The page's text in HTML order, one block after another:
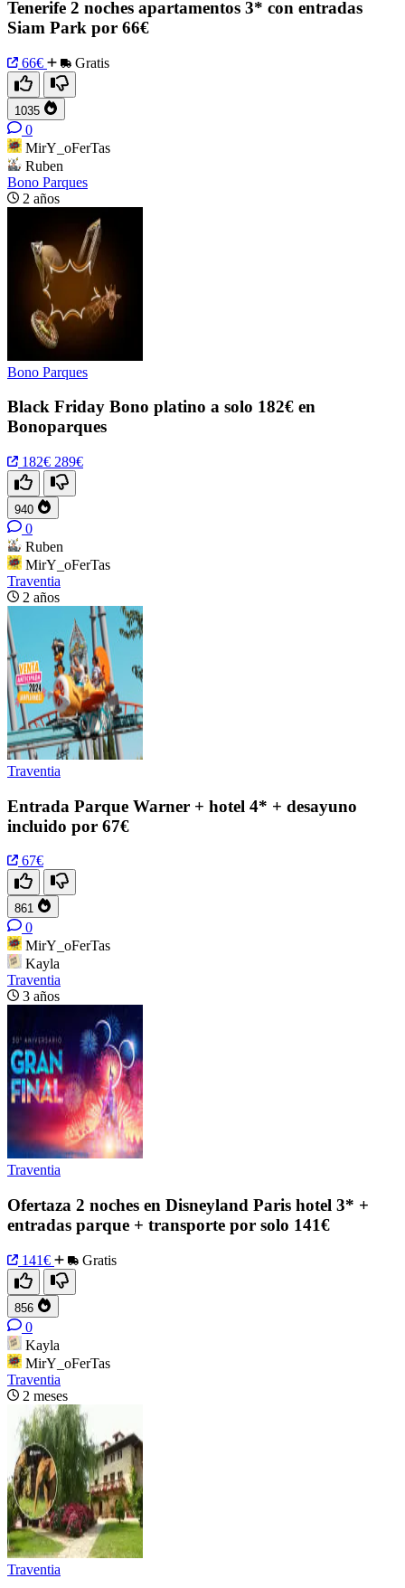
Tenerife 2 noches apartamentos 3* con entradas
Siam Park por 66€
66€ Gratis
1035
0
MirY_oFerTas
Ruben
Bono Parques
2 años
Bono Parques
Black Friday Bono platino a solo 182€ en
Bonoparques
182€ 289€
940
0
Ruben
MirY_oFerTas
Traventia
2 años
Traventia
Entrada Parque Warner + hotel 4* + desayuno
incluido por 67€
67€
861
0
MirY_oFerTas
Kayla
Traventia
3 años
Traventia
Ofertaza 2 noches en Disneyland Paris hotel 3* +
entradas parque + transporte por solo 141€
141€ Gratis
856
0
Kayla
MirY_oFerTas
Traventia
2 meses
Traventia